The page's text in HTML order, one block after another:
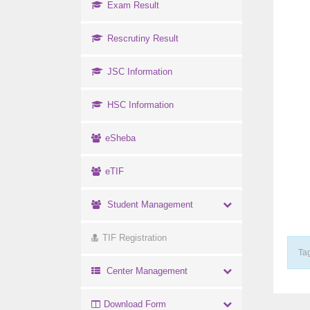
Exam Result
Rescrutiny Result
JSC Information
HSC Information
eSheba
eTIF
Student Management
TIF Registration
Center Management
Download Form